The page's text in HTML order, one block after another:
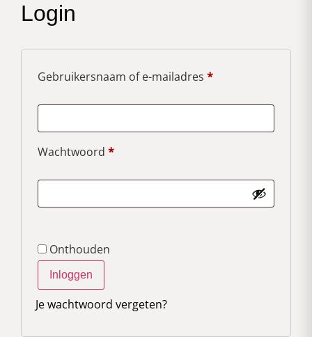
Login
Gebruikersnaam of e-mailadres *
Wachtwoord *
Onthouden
Inloggen
Je wachtwoord vergeten?